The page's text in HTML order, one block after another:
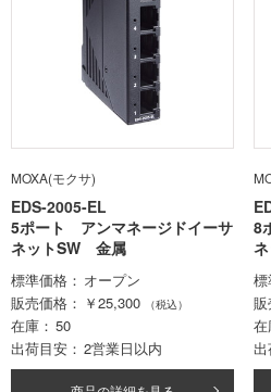
MOXA(モクサ)
EDS-2005-EL
5ポート アンマネージドイーサ
ネットSW 金属
標準価格
オープン
販売価格
￥25,300 （税込）
在庫
50
出荷目安
2営業日以内
8
在